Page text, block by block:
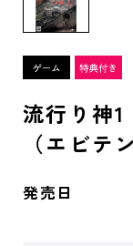
流行り神
（エビテ
発売日